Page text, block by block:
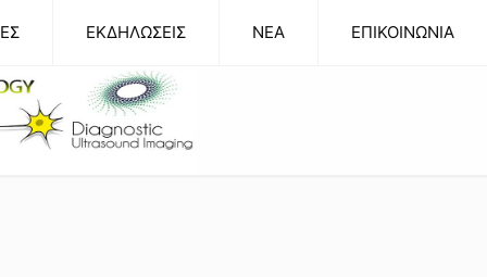
ΕΚΔΗΛΩΣΕΙΣ NEA ΕΠΙΚΟΙΝΩΝΙΑ